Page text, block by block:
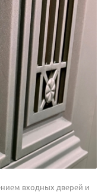
входных дверей и